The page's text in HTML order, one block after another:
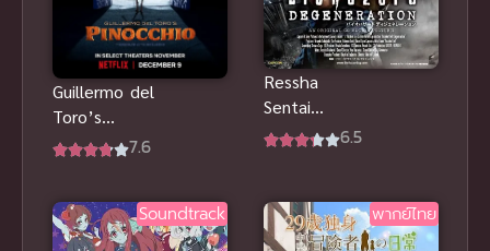
Guillermo del
Toro’s
Pinocchio
ดูฟรี
7.6
Ressha
Sentai
ToQGer vs6.5
Soundtrack พากย์ไทย